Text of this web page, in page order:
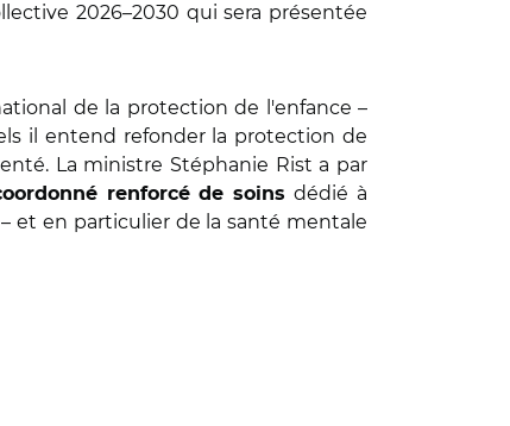
2026–2030 qui sera présentée
de la protection de l'enfance –
il entend refonder la protection de
La ministre Stéphanie Rist a par
renforcé de soinsdédié à
et en particulier de la santé mentale